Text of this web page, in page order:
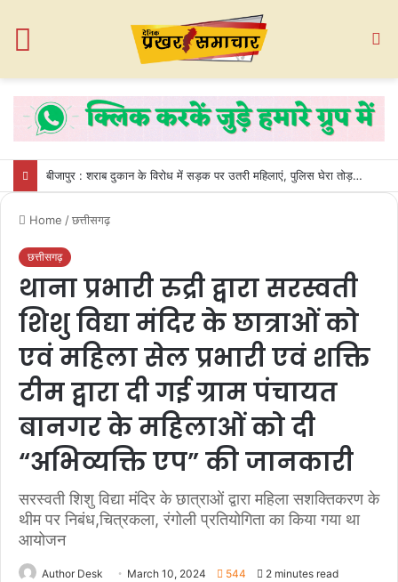
बीजापुर : शराब दुकान के विरोध में सड़क पर उतरी महिलाएं, पुलिस घेरा तोड़कर गेट तोड़ा
Home /छत्तीसगढ़
छत्तीसगढ़
थाना प्रभारी रुद्री द्वारा सरस्वती
शिशु विद्या मंदिर के छात्राओं को
एवं महिला सेल प्रभारी एवं शक्ति
टीम द्वारा दी गई ग्राम पंचायत
बानगर के महिलाओं को दी
“अभिव्यक्ति एप” की जानकारी
सरस्वती शिशु विद्या मंदिर के छात्राओं द्वारा महिला सशक्तिकरण के
थीम पर निबंध,चित्रकला, रंगोली प्रतियोगिता का किया गया था
आयोजन
Author Desk March 10, 2024 544 2 minutes read